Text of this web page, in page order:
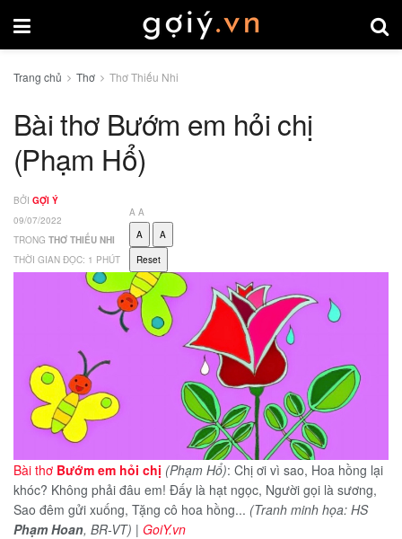
Trang chủ Thơ Thơ Thiếu Nhi
Bài thơ Bướm em hỏi chị
(Phạm Hổ)
BỞI GỢI Ý
09/07/2022
TRONG THƠ THIẾU NHI
THỜI GIAN ĐỌC: 1 PHÚT
A A
A
A
Reset
Bài thơ Bướm em hỏi chị (Phạm Hổ): Chị ơi vì sao, Hoa hồng lại
khóc? Không phải đâu em! Đấy là hạt ngọc, Người gọi là sương,
Sao đêm gửi xuống, Tặng cô hoa hồng... (Tranh minh họa: HS
Phạm Hoan, BR-VT) | GoiY.vn